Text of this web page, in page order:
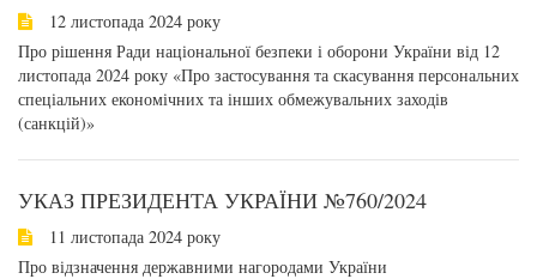
12 листопада 2024 року
Про рішення Ради національної безпеки і оборони України від 12
листопада 2024 року «Про застосування та скасування персональних
спеціальних економічних та інших обмежувальних заходів
(санкцій)»
УКАЗ ПРЕЗИДЕНТА УКРАЇНИ №760/2024
11 листопада 2024 року
Про відзначення державними нагородами України